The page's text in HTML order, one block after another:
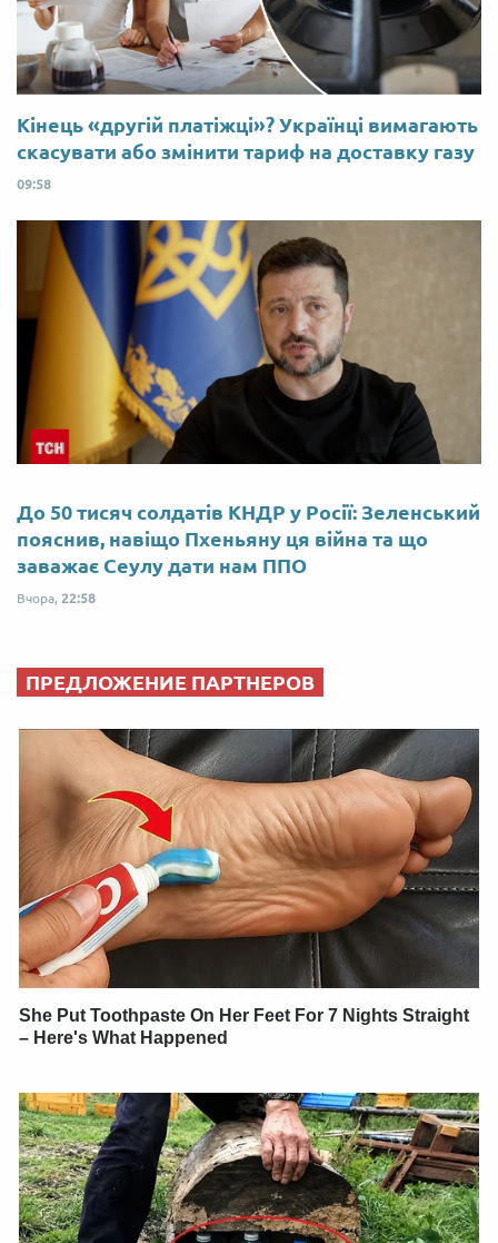
Кінець «другій платіжці»? Українці вимагають
скасувати або змінити тариф на доставку газу
09:58
До 50 тисяч солдатів КНДР у Росії: Зеленський
пояснив, навіщо Пхеньяну ця війна та що
заважає Сеулу дати нам ППО
Вчора, 22:58
ПРЕДЛОЖЕНИЕ ПАРТНЕРОВ
She Put Toothpaste On Her Feet For 7 Nights Straight
– Here's What Happened